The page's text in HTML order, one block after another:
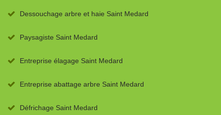
Dessouchage arbre et haie Saint Medard
Paysagiste Saint Medard
Entreprise élagage Saint Medard
Entreprise abattage arbre Saint Medard
Défrichage Saint Medard